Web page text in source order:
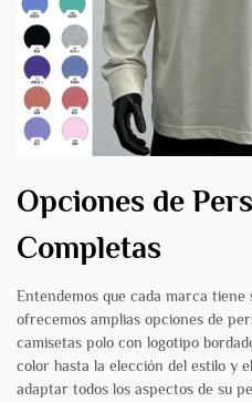
Opciones de
Completas
Entendemos que cada marca
ofrecemos amplias opciones de
camisetas polo con logotipo
color hasta la elección del estilo y
adaptar todos los aspectos de su